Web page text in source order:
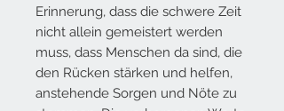
Erinnerung, dass die schwere Zeit
nicht allein gemeistert werden
muss, dass Menschen da sind, die
den Rücken stärken und helfen,
anstehende Sorgen und Nöte zu